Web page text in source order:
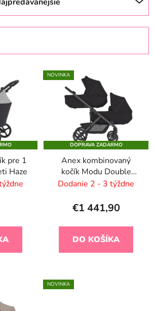
pre 1
Haze
NOVINKA
DOPRAVA ZADARMO
Anex kombinovaný
kočík Modu Double
NIghty
Dodanie 2 - 3 týždne
€1 441,90
DO KOŠÍKA
NOVINKA